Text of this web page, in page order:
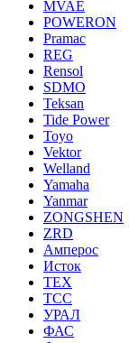
MVAE
POWERON
Pramac
REG
Rensol
SDMO
Teksan
Tide Power
Toyo
Vektor
Welland
Yamaha
Yanmar
ZONGSHEN
ZRD
Амперос
Исток
ТЕХ
ТСС
УРАЛ
ФАС